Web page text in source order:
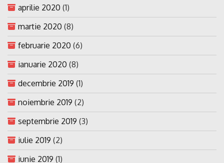
aprilie 2020 (1)
martie 2020 (8)
februarie 2020 (6)
ianuarie 2020 (8)
decembrie 2019 (1)
noiembrie 2019 (2)
septembrie 2019 (3)
iulie 2019 (2)
iunie 2019 (1)